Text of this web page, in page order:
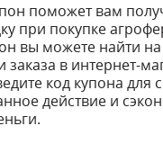
поможет вам
при покупке
вы можете найти
в интернет-
код купона для
действие и